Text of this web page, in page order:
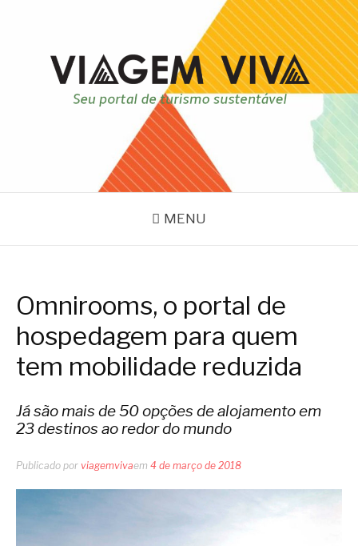
VIAGEM VIVA
Seu portal de turismo sustentável
MENU
Omnirooms, o portal de
hospedagem para quem
tem mobilidade reduzida
Já são mais de 50 opções de alojamento em
23 destinos ao redor do mundo
Publicado por viagemvivaem 4 de março de 2018